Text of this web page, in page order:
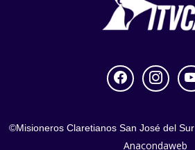
©Misioneros Claretianos San José del Sur
Anacondaweb